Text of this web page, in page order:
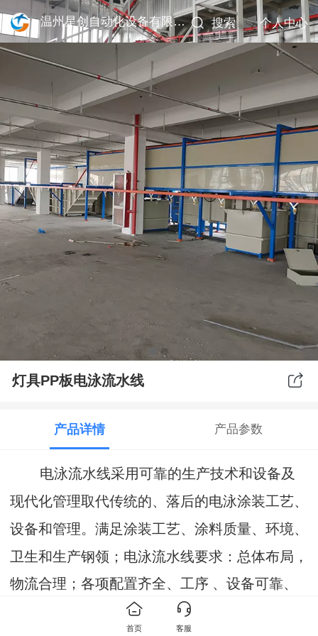
温州星创自动化设备有限公司 搜索 个人中心
灯具PP板电泳流水线
产品详情 产品参数
电泳流水线采用可靠的生产技术和设备及
现代化管理取代传统的、落后的电泳涂装工艺、
设备和管理。满足涂装工艺、涂料质量、环境、
卫生和生产钢领； 电泳流水线要求：总体布局，
物流合理；各项配置齐全、工序 、设备可靠、
、美观、运行经济、操作方便、易修理。
首页 客服